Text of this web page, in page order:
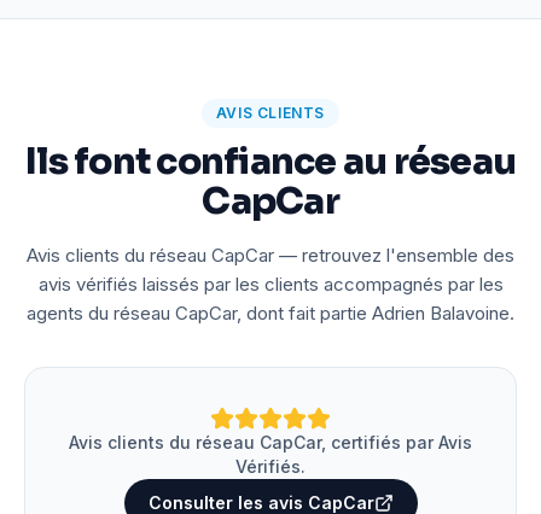
AVIS CLIENTS
Ils font confiance au réseau
CapCar
Avis clients du réseau CapCar — retrouvez l'ensemble des
avis vérifiés laissés par les clients accompagnés par les
agents du réseau CapCar, dont fait partie Adrien Balavoine.
Avis clients du réseau CapCar, certifiés par Avis
Vérifiés.
Consulter les avis CapCar